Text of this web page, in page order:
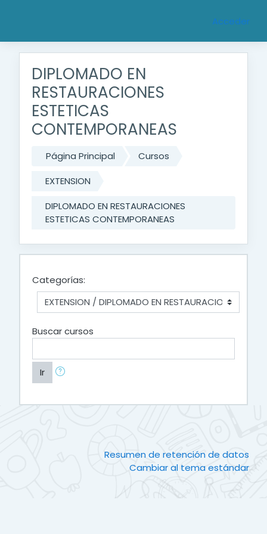
Acceder
DIPLOMADO EN
RESTAURACIONES
ESTETICAS
CONTEMPORANEAS
Página Principal
Cursos
EXTENSION
DIPLOMADO EN RESTAURACIONES
ESTETICAS CONTEMPORANEAS
Categorías:
Buscar cursos
Ir
Resumen de retención de datos
Cambiar al tema estándar